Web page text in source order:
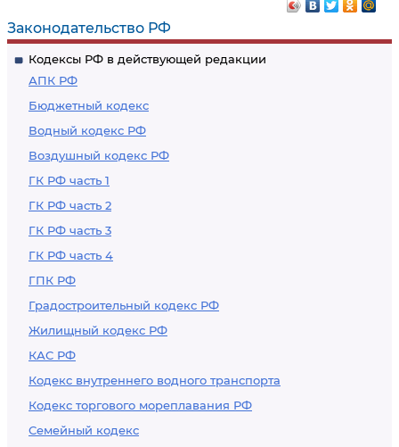
Законодательство РФ
Кодексы РФ в действующей редакции
АПК РФ
Бюджетный кодекс
Водный кодекс РФ
Воздушный кодекс РФ
ГК РФ часть 1
ГК РФ часть 2
ГК РФ часть 3
ГК РФ часть 4
ГПК РФ
Градостроительный кодекс РФ
Жилищный кодекс РФ
КАС РФ
Кодекс внутреннего водного транспорта
Кодекс торгового мореплавания РФ
Семейный кодекс